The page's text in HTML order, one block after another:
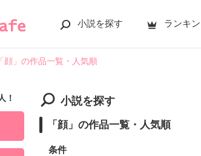
小説を探す ランキ
「顔」の作品一覧・人気順
小説を探す
「顔」の作品一覧・人気順
条件
！